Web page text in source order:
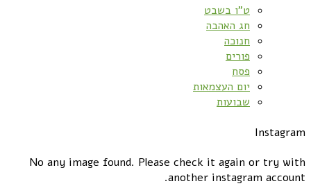
ט”ו בשבט
חג האהבה
חנוכה
פורים
פסח
יום העצמאות
שבועות
Instagram
No any image found. Please check it again or try with
another instagram account.